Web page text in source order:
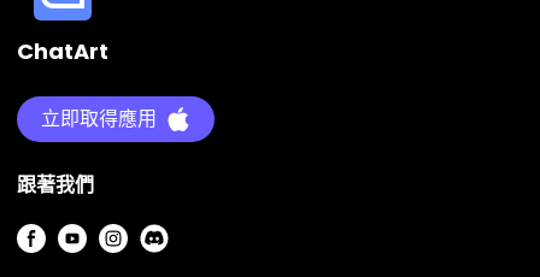
ChatArt
立即取得應用
跟著我們